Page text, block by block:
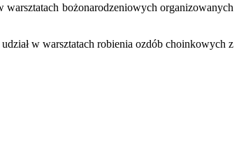
bożonarodzeniowych organizowanych
w warsztatach robienia ozdób choinkowych z